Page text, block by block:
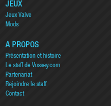
JEUX
Jeux Valve
Mods
A PROPOS
Présentation et histoire
Le staff de Vossey.com
Partenariat
Rejoindre le staff
Contact